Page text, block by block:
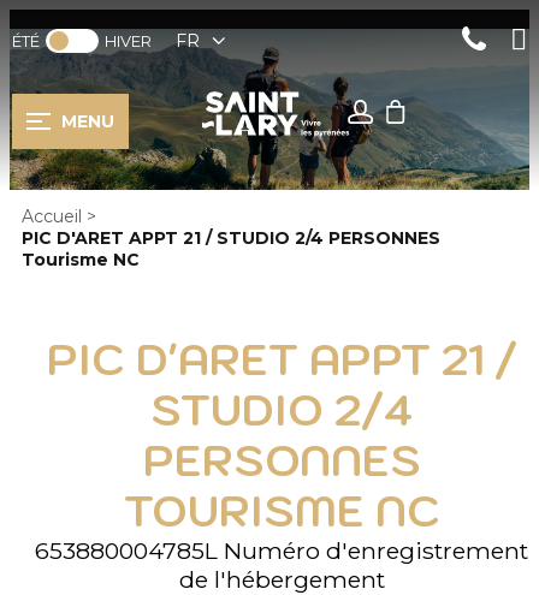
ÉTÉ HIVER FR
MENU
Accueil >
PIC D'ARET APPT 21 / STUDIO 2/4 PERSONNES
Tourisme NC
PIC D'ARET APPT 21 /
STUDIO 2/4
PERSONNES
TOURISME NC
653880004785L Numéro d'enregistrement
de l'hébergement